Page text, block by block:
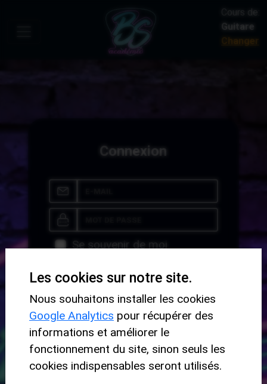
Cours de:
Guitare
Changer
Connexion
Se souvenir de moi
SE CONNECTER
Mot de passe oublié ?
S'INSCRIRE
Les cookies sur notre site.
Nous souhaitons installer les cookies
Google Analytics pour récupérer des
informations et améliorer le
fonctionnement du site, sinon seuls les
cookies indispensables seront utilisés.